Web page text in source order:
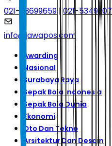
021-53699659 | 021-5349207
info@jawapos.com
Awarding
Nasional
Surabaya Raya
Sepak Bola Indonesia
Sepak Bola Dunia
Ekonomi
Oto Dan Tekno
Arsitektur Dan Desain